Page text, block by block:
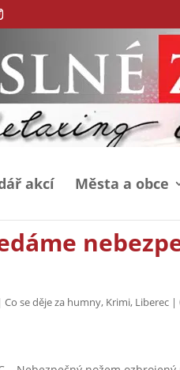
akcí Města a obce
Co se děje za humny, Krimi, Liberec |